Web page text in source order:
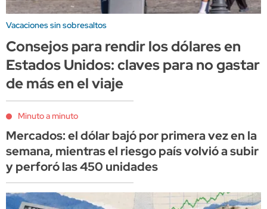
Vacaciones sin sobresaltos
Consejos para rendir los dólares en
Estados Unidos: claves para no gastar
de más en el viaje
Minuto a minuto
Mercados: el dólar bajó por primera vez en la
semana, mientras el riesgo país volvió a subir
y perforó las 450 unidades